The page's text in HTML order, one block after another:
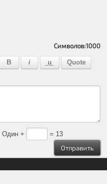
Символов:1000
Один + = 13